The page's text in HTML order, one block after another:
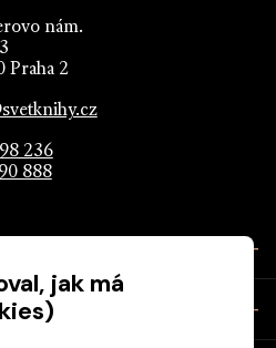
nám.
Praha 2
236
888
jak má